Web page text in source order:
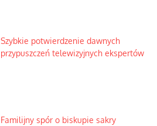
Szybkie potwierdzenie dawnych
przypuszczeń telewizyjnych ekspertów
Familijny spór o biskupie sakry